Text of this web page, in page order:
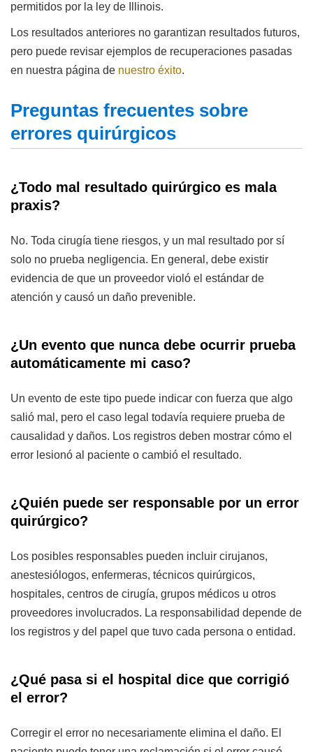
permitidos por la ley de Illinois.
Los resultados anteriores no garantizan resultados futuros,
pero puede revisar ejemplos de recuperaciones pasadas
en nuestra página de nuestro éxito.
Preguntas frecuentes sobre
errores quirúrgicos
¿Todo mal resultado quirúrgico es mala
praxis?
No. Toda cirugía tiene riesgos, y un mal resultado por sí
solo no prueba negligencia. En general, debe existir
evidencia de que un proveedor violó el estándar de
atención y causó un daño prevenible.
¿Un evento que nunca debe ocurrir prueba
automáticamente mi caso?
Un evento de este tipo puede indicar con fuerza que algo
salió mal, pero el caso legal todavía requiere prueba de
causalidad y daños. Los registros deben mostrar cómo el
error lesionó al paciente o cambió el resultado.
¿Quién puede ser responsable por un error
quirúrgico?
Los posibles responsables pueden incluir cirujanos,
anestesiólogos, enfermeras, técnicos quirúrgicos,
hospitales, centros de cirugía, grupos médicos u otros
proveedores involucrados. La responsabilidad depende de
los registros y del papel que tuvo cada persona o entidad.
¿Qué pasa si el hospital dice que corrigió
el error?
Corregir el error no necesariamente elimina el daño. El